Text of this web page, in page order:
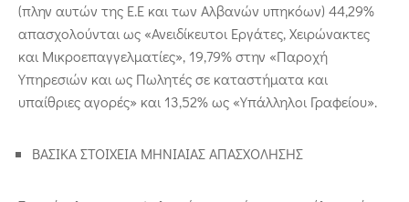
(πλην αυτών της Ε.Ε και των Αλβανών υπηκόων) 44,29%
απασχολούνται ως «Ανειδίκευτοι Εργάτες, Χειρώνακτες
και Μικροεπαγγελματίες», 19,79% στην «Παροχή
Υπηρεσιών και ως Πωλητές σε καταστήματα και
υπαίθριες αγορές» και 13,52% ως «Υπάλληλοι Γραφείου».
ΒΑΣΙΚΑ ΣΤΟΙΧΕΙΑ ΜΗΝΙΑΙΑΣ ΑΠΑΣΧΟΛΗΣΗΣ